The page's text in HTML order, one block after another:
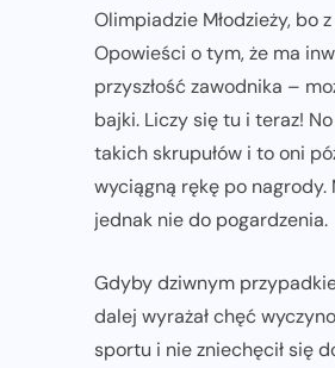
Olimpiadzie Młodzieży, bo
Opowieści o tym, że ma
przyszłość zawodnika –
bajki. Liczy się tu i teraz!
takich skrupułów i to oni
wyciągną rękę po nagrody.
jednak nie do pogardzenia.
Gdyby dziwnym
dalej wyrażał chęć
sportu i nie zniechęcił się